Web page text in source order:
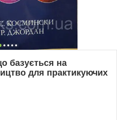
базується на
для практикуючих